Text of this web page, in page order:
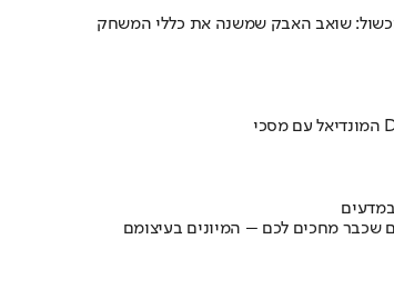
שואב האבק שמשנה את כללי המשחק
שכבר מחכים לכם – המיונים בעיצומם